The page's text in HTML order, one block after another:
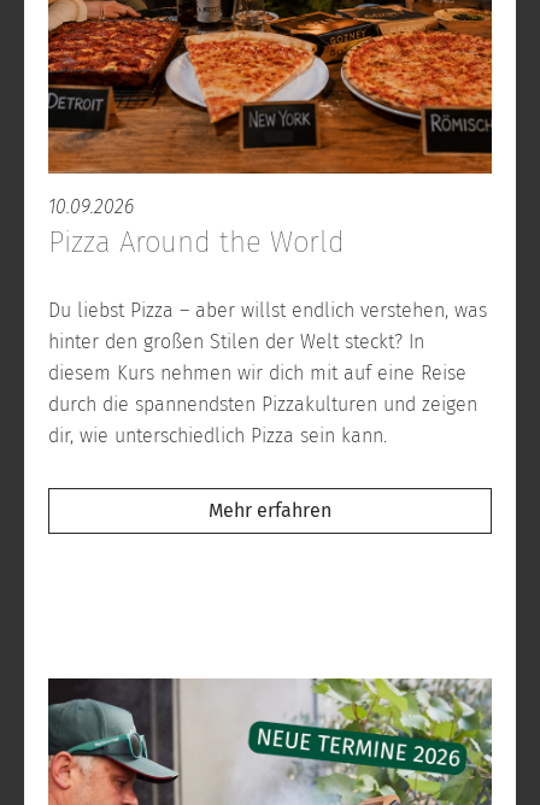
10.09.2026
Pizza Around the World
Du liebst Pizza – aber willst endlich verstehen, was
hinter den großen Stilen der Welt steckt? In
diesem Kurs nehmen wir dich mit auf eine Reise
durch die spannendsten Pizzakulturen und zeigen
dir, wie unterschiedlich Pizza sein kann.
Mehr erfahren